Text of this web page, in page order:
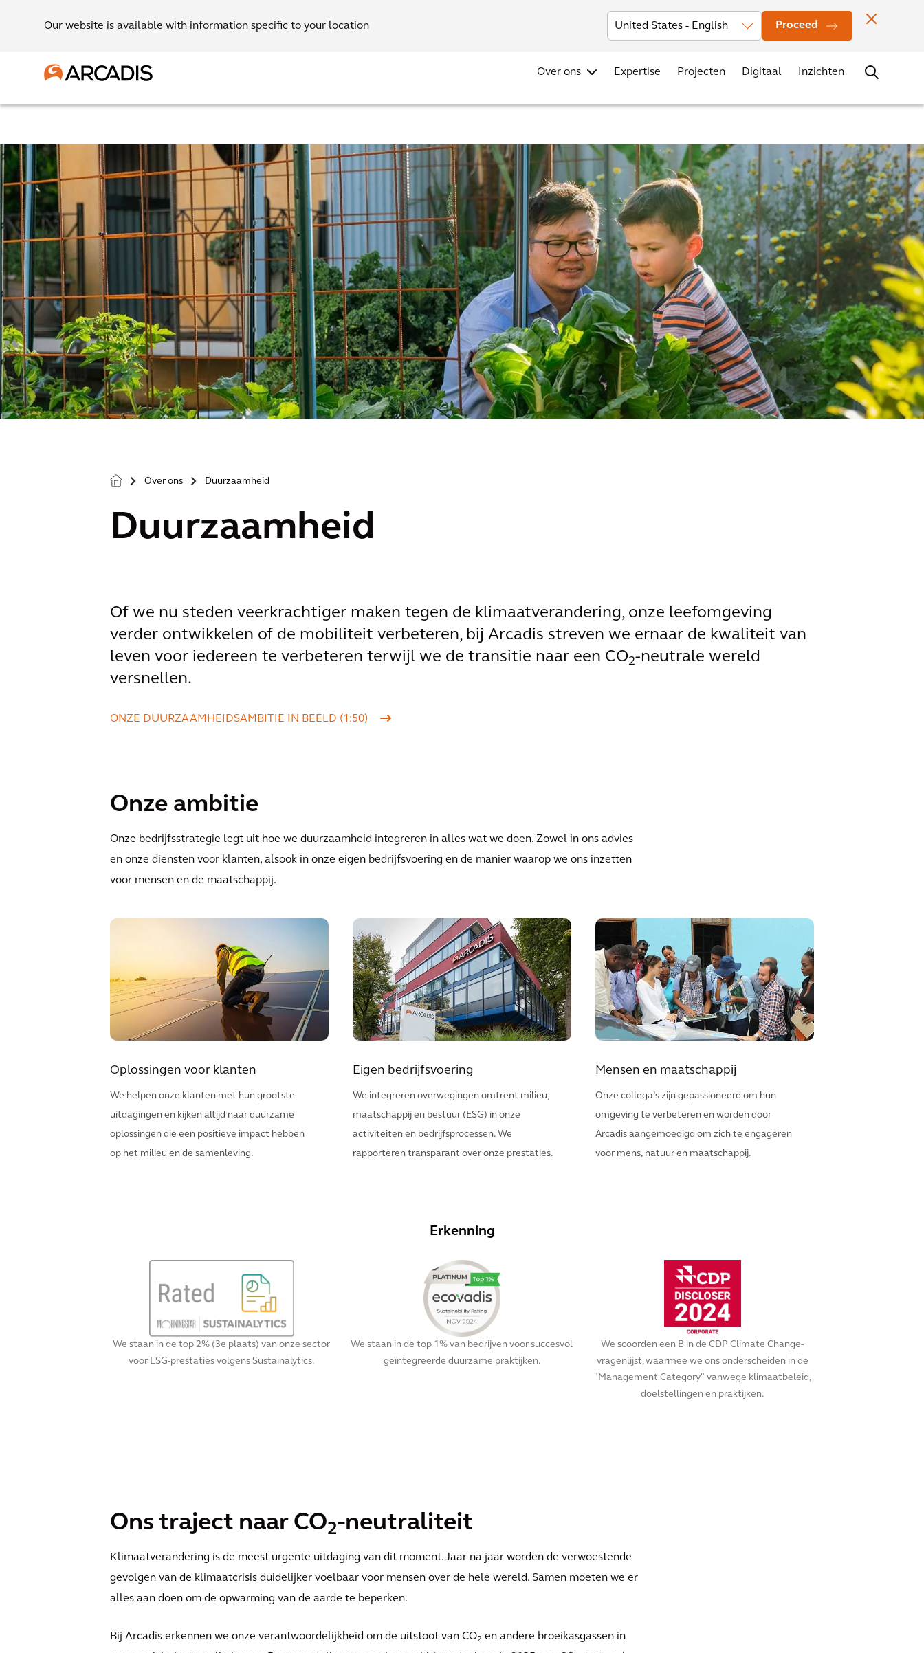
Our website is available with information specific to your location Proceed
Investors Nieuws Vestigingen Contact
Over ons Expertise Projecten Digitaal Inzichten
> Over ons > Duurzaamheid
Duurzaamheid
Of we nu steden veerkrachtiger maken tegen de klimaatverandering, onze leefomgeving
verder ontwikkelen of de mobiliteit verbeteren, bij Arcadis streven we ernaar de kwaliteit van
leven voor iedereen te verbeteren terwijl we de transitie naar een CO2-neutrale wereld
versnellen.
ONZE DUURZAAMHEIDSAMBITIE IN BEELD (1:50)
Onze ambitie
Onze bedrijfsstrategie legt uit hoe we duurzaamheid integreren in alles wat we doen. Zowel in ons advies
en onze diensten voor klanten, alsook in onze eigen bedrijfsvoering en de manier waarop we ons inzetten
voor mensen en de maatschappij.
Oplossingen voor klanten
We helpen onze klanten met hun grootste
uitdagingen en kijken altijd naar duurzame
oplossingen die een positieve impact hebben
op het milieu en de samenleving.
Eigen bedrijfsvoering
We integreren overwegingen omtrent milieu,
maatschappij en bestuur (ESG) in onze
activiteiten en bedrijfsprocessen. We
rapporteren transparant over onze prestaties.
Mensen en maatschappij
Onze collega’s zijn gepassioneerd om hun
omgeving te verbeteren en worden door
Arcadis aangemoedigd om zich te engageren
voor mens, natuur en maatschappij.
Erkenning
We staan in de top 2% (3e plaats) van onze sector
voor ESG-prestaties volgens Sustainalytics.
We staan in de top 1% van bedrijven voor succesvol
geïntegreerde duurzame praktijken.
We scoorden een B in de CDP Climate Change-
vragenlijst, waarmee we ons onderscheiden in de
"Management Category" vanwege klimaatbeleid,
doelstellingen en praktijken.
Ons traject naar CO2-neutraliteit
Klimaatverandering is de meest urgente uitdaging van dit moment. Jaar na jaar worden de verwoestende
gevolgen van de klimaatcrisis duidelijker voelbaar voor mensen over de hele wereld. Samen moeten we er
alles aan doen om de opwarming van de aarde te beperken.
Bij Arcadis erkennen we onze verantwoordelijkheid om de uitstoot van CO2 en andere broeikasgassen in